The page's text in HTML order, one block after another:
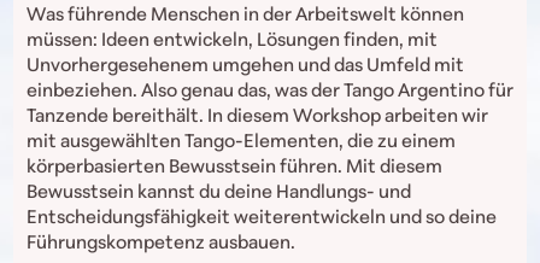
Was führende Menschen in der Arbeitswelt können
müssen: Ideen entwickeln, Lösungen finden, mit
Unvorhergesehenem umgehen und das Umfeld mit
einbeziehen. Also genau das, was der Tango Argentino für
Tanzende bereithält. In diesem Workshop arbeiten wir
mit ausgewählten Tango-Elementen, die zu einem
körperbasierten Bewusstsein führen. Mit diesem
Bewusstsein kannst du deine Handlungs- und
Entscheidungsfähigkeit weiterentwickeln und so deine
Führungskompetenz ausbauen.